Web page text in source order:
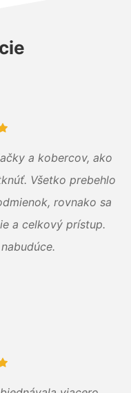
a kobercov, ako
Všetko prebehlo
rovnako sa
a celkový prístup.